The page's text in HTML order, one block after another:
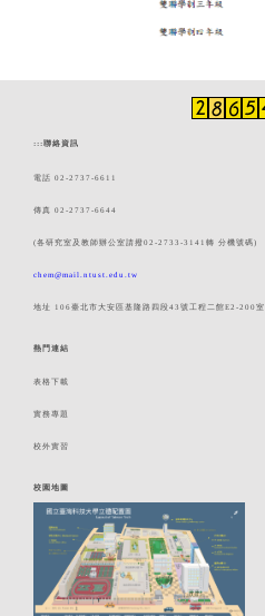
::: 聯絡資訊
電話 02-2737-6611
傳真 02-2737-6644
(各研究室及教師辦公室請撥02-2733-3141轉 分機號碼)
chem@mail.ntust.edu.tw
地址 106臺北市大安區基隆路四段43號工程二館E2-200室
熱門連結
表格下載
實務專題
校外實習
校園地圖